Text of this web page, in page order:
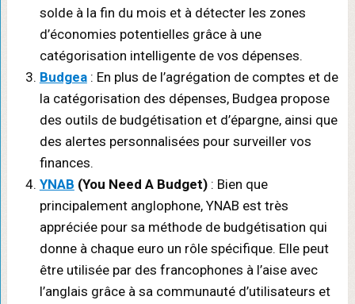
solde à la fin du mois et à détecter les zones
d’économies potentielles grâce à une
catégorisation intelligente de vos dépenses.
Budgea: En plus de l’agrégation de comptes et de
la catégorisation des dépenses, Budgea propose
des outils de budgétisation et d’épargne, ainsi que
des alertes personnalisées pour surveiller vos
finances.
YNAB (You Need A Budget): Bien que
principalement anglophone, YNAB est très
appréciée pour sa méthode de budgétisation qui
donne à chaque euro un rôle spécifique. Elle peut
être utilisée par des francophones à l’aise avec
l’anglais grâce à sa communauté d’utilisateurs et